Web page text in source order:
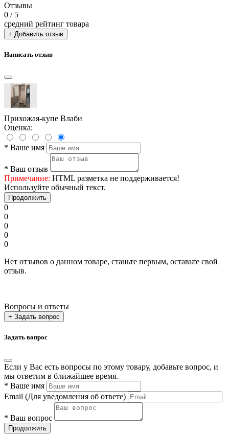
Отзывы
0 / 5
средний рейтинг товара
+ Добавить отзыв
Написать отзыв
Прихожая-купе Влаби
Оценка:
* Ваше имя
* Ваш отзыв
Примечание: HTML разметка не поддерживается!
Используйте обычный текст.
Продолжить
0
0
0
0
0
Нет отзывов о данном товаре, станьте первым, оставьте свой
отзыв.
Вопросы и ответы
+ Задать вопрос
Задать вопрос
Если у Вас есть вопросы по этому товару, добавьте вопрос, и
мы ответим в ближайшее время.
* Ваше имя
Email (Для уведомления об ответе)
* Ваш вопрос
Продолжить